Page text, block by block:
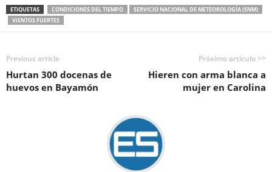
ETIQUETAS CONDICIONES DEL TIEMPO
SERVICIO NACIONAL DE METEOROLOGÍA (SNM)
VIENTOS FUERTES
Previous article
Hurtan 300 docenas de
huevos en Bayamón
Próximo artículo >>
Hieren con arma blanca a
mujer en Carolina